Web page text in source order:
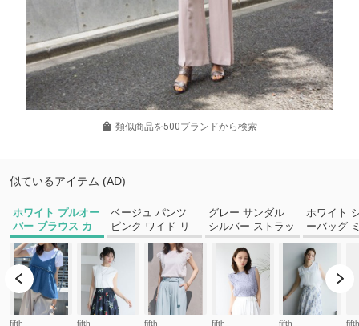
類似商品を500ブランドから検索